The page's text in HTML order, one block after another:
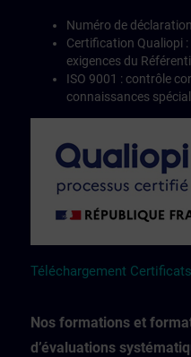
Numéro de
Certification Qualiopi
exigences du
ISO 9001 : contrôle
connaissances
Téléchargement
Nos formations et
d’évaluations